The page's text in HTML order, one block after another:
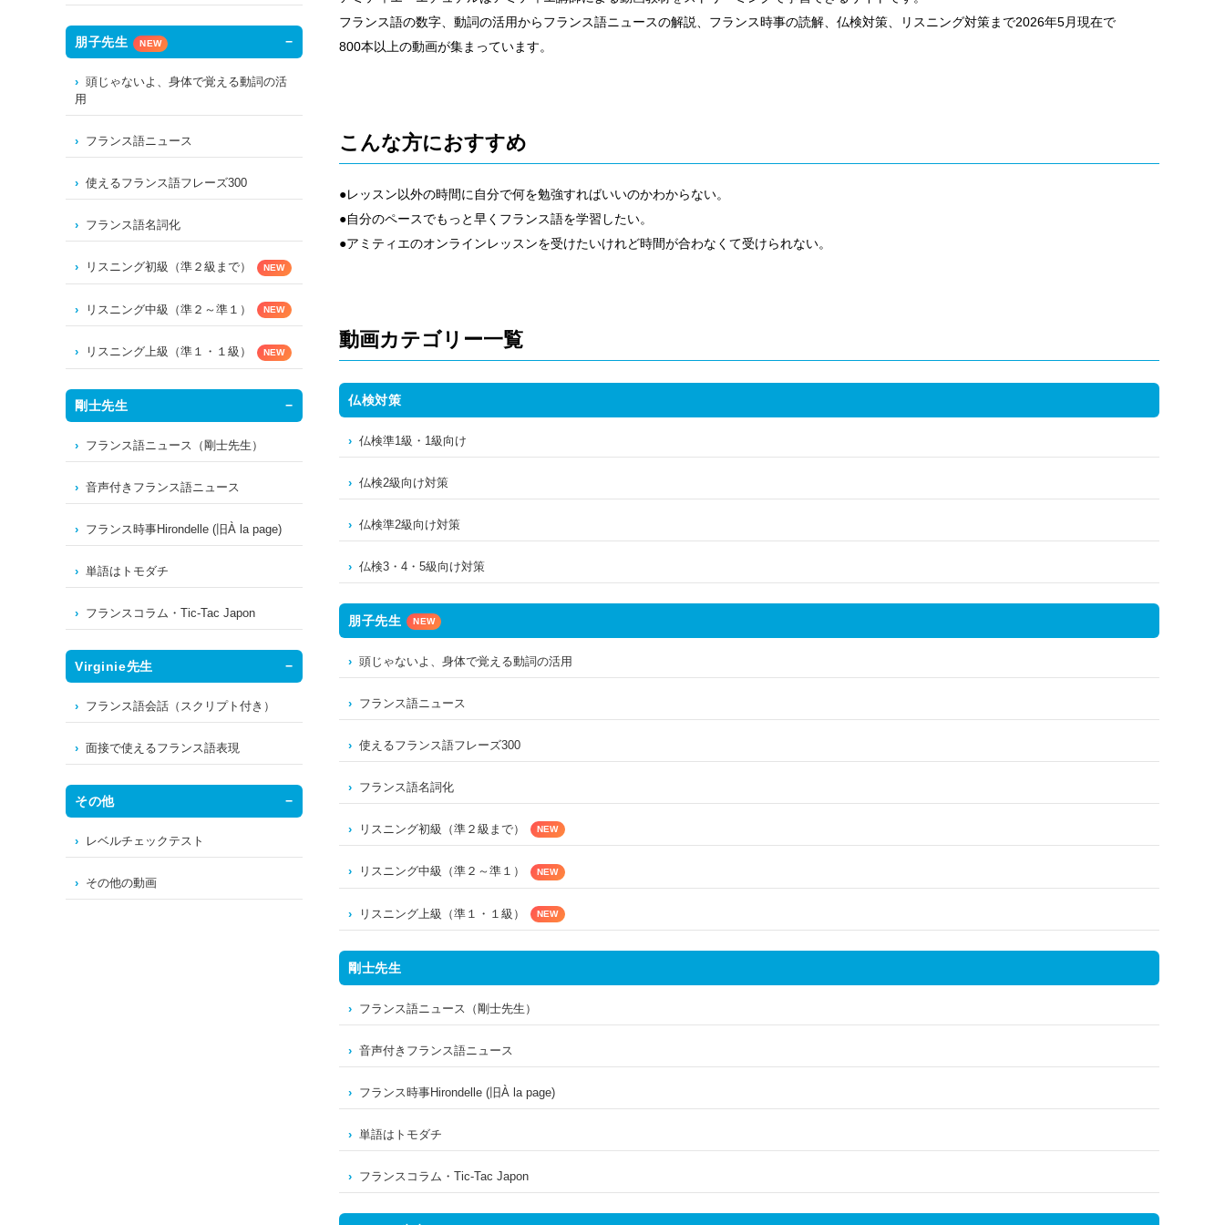
フランス語の数字、動詞の活用からフランス語ニュースの解説、フランス時事の読解、仏検対策、リスニング対策まで2026年5月現在で
800本以上の動画が集まっています。
こんな方におすすめ
●レッスン以外の時間に自分で何を勉強すればいいのかわからない。
●自分のペースでもっと早くフランス語を学習したい。
●アミティエのオンラインレッスンを受けたいけれど時間が合わなくて受けられない。
動画カテゴリー一覧
仏検対策
仏検準1級・1級向け
仏検2級向け対策
仏検準2級向け対策
仏検3・4・5級向け対策
朋子先生 NEW
頭じゃないよ、身体で覚える動詞の活用
フランス語ニュース
使えるフランス語フレーズ300
フランス語名詞化
リスニング初級（準２級まで） NEW
リスニング中級（準２～準１） NEW
リスニング上級（準１・１級） NEW
剛士先生
フランス語ニュース（剛士先生）
音声付きフランス語ニュース
フランス時事Hirondelle (旧À la page)
単語はトモダチ
フランスコラム・Tic-Tac Japon
朋子先生 NEW
頭じゃないよ、身体で覚える動詞の活
用
フランス語ニュース
使えるフランス語フレーズ300
フランス語名詞化
リスニング初級（準２級まで） NEW
リスニング中級（準２～準１） NEW
リスニング上級（準１・１級） NEW
剛士先生
フランス語ニュース（剛士先生）
音声付きフランス語ニュース
フランス時事Hirondelle (旧À la page)
単語はトモダチ
フランスコラム・Tic-Tac Japon
Virginie先生
フランス語会話（スクリプト付き）
面接で使えるフランス語表現
その他
レベルチェックテスト
その他の動画